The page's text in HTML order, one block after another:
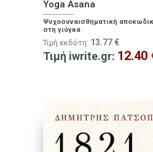
Yoga Asana
Ψυχοσυναισθηματική
στη γιόγκα
Τιμή εκδότη: 13.77 €
Τιμή iwrite.gr: 12.40